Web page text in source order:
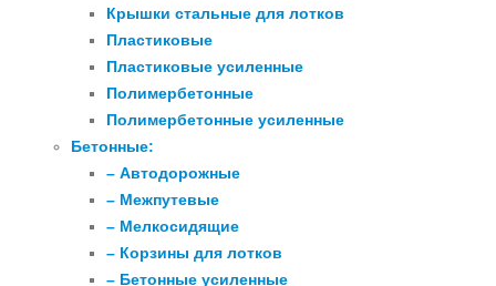
Крышки стальные для лотков
Пластиковые
Пластиковые усиленные
Полимербетонные
Полимербетонные усиленные
Бетонные:
– Автодорожные
– Межпутевые
– Мелкосидящие
– Корзины для лотков
– Бетонные усиленные